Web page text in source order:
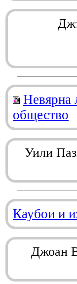
Невярна
общество
Уили
Каубои и
Джоан